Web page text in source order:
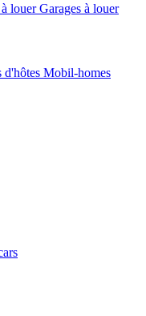
louer Garages à louer
d'hôtes Mobil-homes